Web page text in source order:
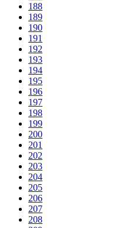
188
189
190
191
192
193
194
195
196
197
198
199
200
201
202
203
204
205
206
207
208